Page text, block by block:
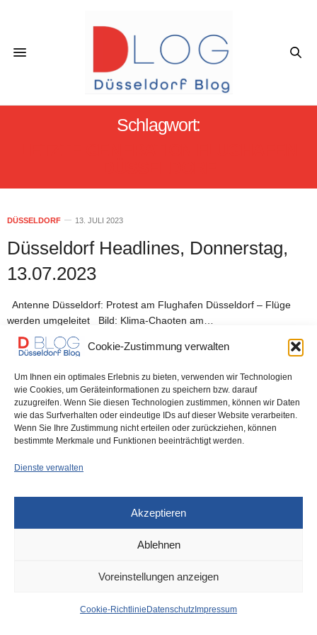
Cookie-Zustimmung verwalten
Um Ihnen ein optimales Erlebnis zu bieten, verwenden wir Technologien
wie Cookies, um Geräteinformationen zu speichern bzw. darauf
zuzugreifen. Wenn Sie diesen Technologien zustimmen, können wir Daten
wie das Surfverhalten oder eindeutige IDs auf dieser Website verarbeiten.
Wenn Sie Ihre Zustimmung nicht erteilen oder zurückziehen, können
bestimmte Merkmale und Funktionen beeinträchtigt werden.
Dienste verwalten
Akzeptieren
Ablehnen
Voreinstellungen anzeigen
Cookie-Richtlinie Datenschutz Impressum
Schlagwort:
DÜSSELDORF 13. JULI 2023
Düsseldorf Headlines, Donnerstag,
13.07.2023
Antenne Düsseldorf: Protest am Flughafen Düsseldorf – Flüge
werden umgeleitet Bild: Klima-Chaoten am…
0 SHARES
IMPRESSUM DATENSCHUTZ COOKIE-RICHTLINIE (EU)